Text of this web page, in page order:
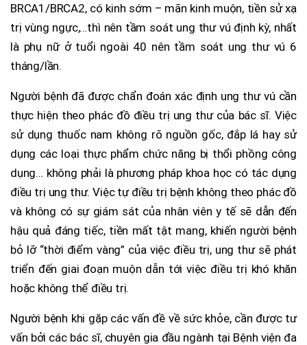
BRCA1/BRCA2, có kinh sớm – mãn kinh muộn, tiền sử xạ
trị vùng ngực,…thì nên tầm soát ung thư vú định kỳ, nhất
là phụ nữ ở tuổi ngoài 40 nên tầm soát ung thư vú 6
tháng/lần.
Người bệnh đã được chẩn đoán xác định ung thư vú cần
thực hiện theo phác đồ điều trị ung thư của bác sĩ. Việc
sử dụng thuốc nam không rõ nguồn gốc, đắp lá hay sử
dụng các loại thực phẩm chức năng bị thổi phồng công
dụng… không phải là phương pháp khoa học có tác dụng
điều trị ung thư. Việc tự điều trị bệnh không theo phác đồ
và không có sự giám sát của nhân viên y tế sẽ dẫn đến
hậu quả đáng tiếc, tiền mất tật mang, khiến người bệnh
bỏ lỡ “thời điểm vàng” của việc điều trị, ung thư sẽ phát
triển đến giai đoạn muộn dẫn tới việc điều trị khó khăn
hoặc không thể điều trị.
Người bệnh khi gặp các vấn đề về sức khỏe, cần được tư
vấn bởi các bác sĩ, chuyên gia đầu ngành tại Bệnh viện đa